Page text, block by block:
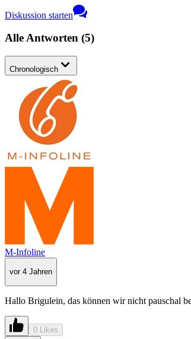
Diskussion starten
Alle Antworten (5)
Chronologisch
M-Infoline
vor 4 Jahren
Hallo Brigulein, das können wir nicht pauschal
0 Likes